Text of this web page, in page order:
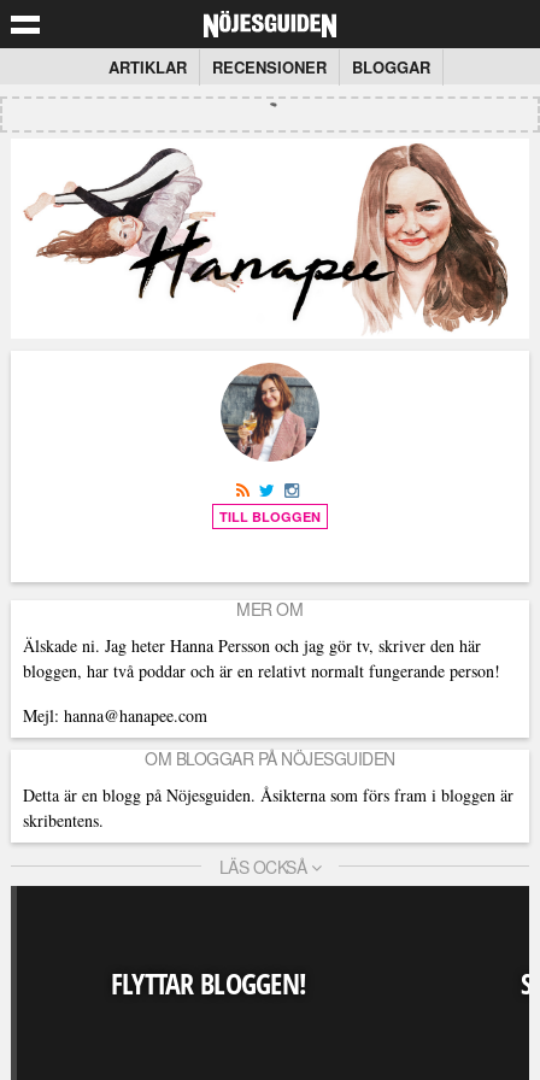
ARTIKLAR RECENSIONER BLOGGAR
TILL BLOGGEN
MER OM
Älskade ni. Jag heter Hanna Persson och jag gör tv, skriver den här
bloggen, har två poddar och är en relativt normalt fungerande person!
Mejl: hanna@hanapee.com
OM BLOGGAR PÅ NÖJESGUIDEN
Detta är en blogg på Nöjesguiden. Åsikterna som förs fram i bloggen är
skribentens.
LÄS OCKSÅ
FLYTTAR BLOGGEN!